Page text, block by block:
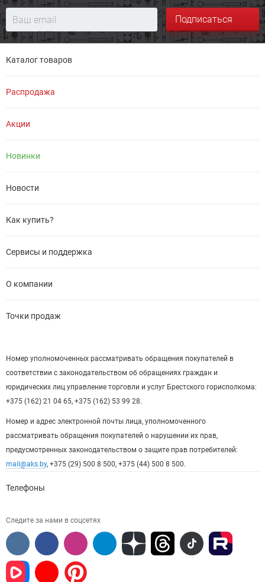
Подписаться
Каталог товаров
Распродажа
Акции
Новинки
Новости
Как купить?
Сервисы и поддержка
О компании
Точки продаж
Номер уполномоченных рассматривать обращения покупателей в
соответствии с законодательством об обращениях граждан и
юридических лиц управление торговли и услуг Брестского горисполкома:
+375 (162) 21 04 65, +375 (162) 53 99 28.
Номер и адрес электронной почты лица, уполномоченного
рассматривать обращения покупателей о нарушении их прав,
предусмотренных законодательством о защите прав потребителей:
mail@aks.by, +375 (29) 500 8 500, +375 (44) 500 8 500.
Телефоны
Следите за нами в соцсетях